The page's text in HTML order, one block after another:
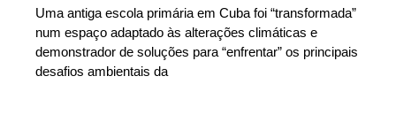
Uma antiga escola primária em Cuba foi “transformada”
num espaço adaptado às alterações climáticas e
demonstrador de soluções para “enfrentar” os principais
desafios ambientais da